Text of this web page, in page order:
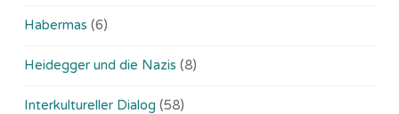
Habermas (6)
Heidegger und die Nazis (8)
Interkultureller Dialog (58)